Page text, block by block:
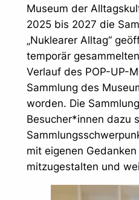
Museum der
2025 bis 2027 die
„Nuklearer Alltag“
temporär
Verlauf des POP-UP-
Sammlung des
worden. Die
Besucher*innen dazu
mit eigenen
mitzugestalten und